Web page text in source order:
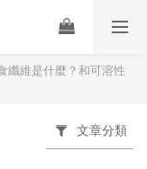
纖維是什麼？和可溶性
文章分類